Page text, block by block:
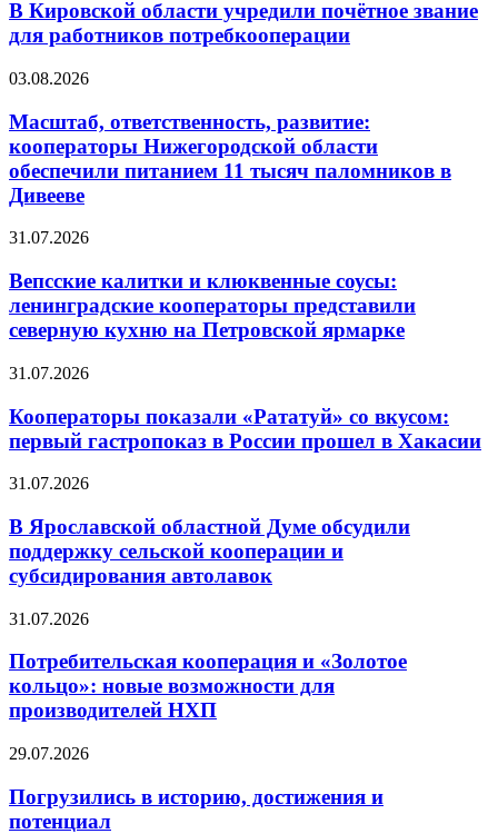
В Кировской области учредили почётное звание
для работников потребкооперации
03.08.2026
Масштаб, ответственность, развитие:
кооператоры Нижегородской области
обеспечили питанием 11 тысяч паломников в
Дивееве
31.07.2026
Вепсские калитки и клюквенные соусы:
ленинградские кооператоры представили
северную кухню на Петровской ярмарке
31.07.2026
Кооператоры показали «Рататуй» со вкусом:
первый гастропоказ в России прошел в Хакасии
31.07.2026
В Ярославской областной Думе обсудили
поддержку сельской кооперации и
субсидирования автолавок
31.07.2026
Потребительская кооперация и «Золотое
кольцо»: новые возможности для
производителей НХП
29.07.2026
Погрузились в историю, достижения и
потенциал